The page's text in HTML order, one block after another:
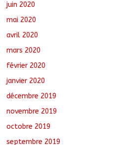
juin 2020
mai 2020
avril 2020
mars 2020
février 2020
janvier 2020
décembre 2019
novembre 2019
octobre 2019
septembre 2019